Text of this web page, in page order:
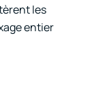
les
entier